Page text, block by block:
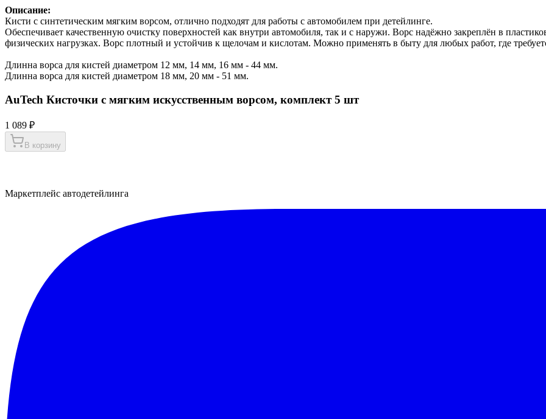
Описание:
Кисти с синтетическим мягким ворсом, отлично подходят для работы с автомобилем при детейлинге.
Обеспечивает качественную очистку поверхностей как внутри автомобиля, так и с наружи. Ворс надёжно закреплён в
физических нагрузках. Ворс плотный и устойчив к щелочам и кислотам. Можно применять в быту для любых работ, где
Длинна ворса для кистей диаметром 12 мм, 14 мм, 16 мм - 44 мм.
Длинна ворса для кистей диаметром 18 мм, 20 мм - 51 мм.
AuTech Кисточки с мягким искусственным ворсом, комплект 5 шт
1 089 ₽
В корзину
Маркетплейс автодетейлинга